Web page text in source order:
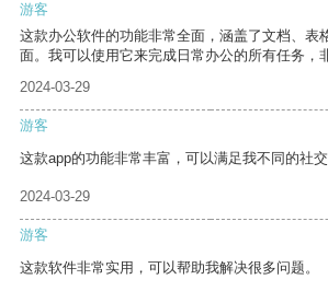
游客
这款办公软件的功能非常全面，涵盖了文档、表
面。我可以使用它来完成日常办公的所有任务，
2024-03-29
游客
这款app的功能非常丰富，可以满足我不同的社交
2024-03-29
游客
这款软件非常实用，可以帮助我解决很多问题。